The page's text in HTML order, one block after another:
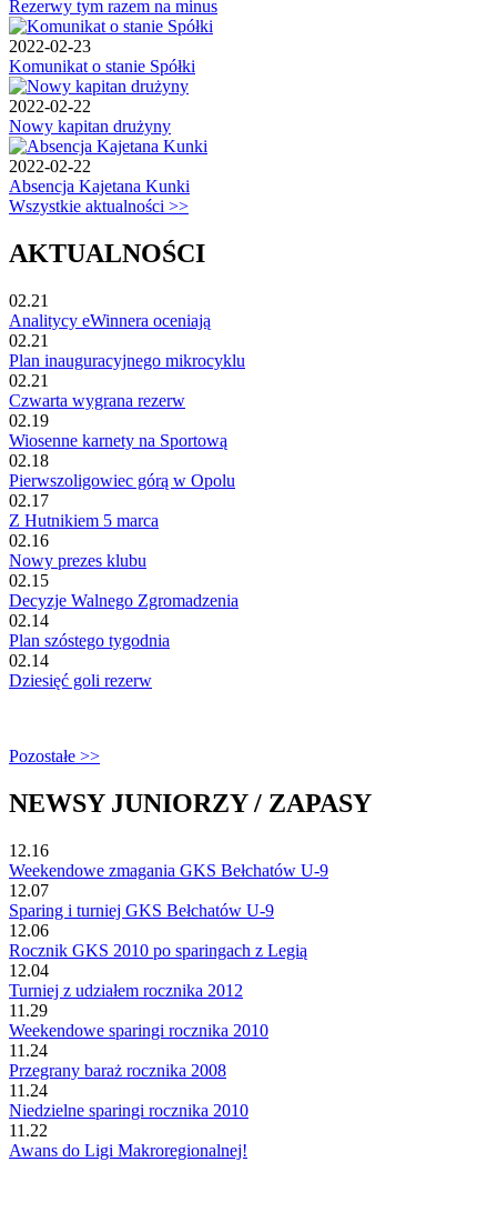
Rezerwy tym razem na minus
2022-02-23
Komunikat o stanie Spółki
2022-02-22
Nowy kapitan drużyny
2022-02-22
Absencja Kajetana Kunki
Wszystkie aktualności >>
AKTUALNOŚCI
02.21
Analitycy eWinnera oceniają
02.21
Plan inauguracyjnego mikrocyklu
02.21
Czwarta wygrana rezerw
02.19
Wiosenne karnety na Sportową
02.18
Pierwszoligowiec górą w Opolu
02.17
Z Hutnikiem 5 marca
02.16
Nowy prezes klubu
02.15
Decyzje Walnego Zgromadzenia
02.14
Plan szóstego tygodnia
02.14
Dziesięć goli rezerw
Pozostałe >>
NEWSY JUNIORZY / ZAPASY
12.16
Weekendowe zmagania GKS Bełchatów U-9
12.07
Sparing i turniej GKS Bełchatów U-9
12.06
Rocznik GKS 2010 po sparingach z Legią
12.04
Turniej z udziałem rocznika 2012
11.29
Weekendowe sparingi rocznika 2010
11.24
Przegrany baraż rocznika 2008
11.24
Niedzielne sparingi rocznika 2010
11.22
Awans do Ligi Makroregionalnej!